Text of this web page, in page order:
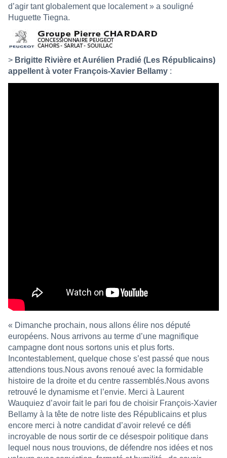
d’agir tant globalement que localement » a souligné
Huguette Tiegna.
> Brigitte Rivière et Aurélien Pradié (Les Républicains)
appellent à voter François-Xavier Bellamy :
« Dimanche prochain, nous allons élire nos député
européens. Nous arrivons au terme d’une magnifique
campagne dont nous sortons unis et plus forts.
Incontestablement, quelque chose s’est passé que nous
attendions tous.Nous avons renoué avec la formidable
histoire de la droite et du centre rassemblés.Nous avons
retrouvé le dynamisme et l’envie. Merci à Laurent
Wauquiez d’avoir fait le pari fou de choisir François-Xavier
Bellamy à la tête de notre liste des Républicains et plus
encore merci à notre candidat d’avoir relevé ce défi
incroyable de nous sortir de ce désespoir politique dans
lequel nous nous trouvions, de défendre nos idées et nos